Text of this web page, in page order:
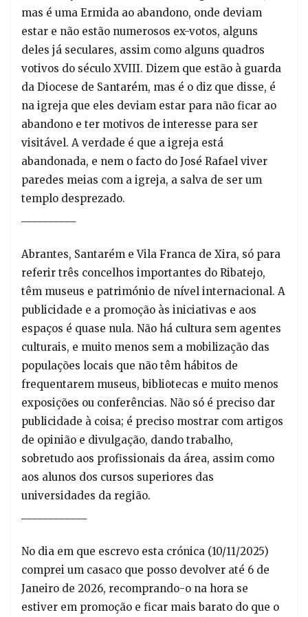
mas é uma Ermida ao abandono, onde deviam
estar e não estão numerosos ex-votos, alguns
deles já seculares, assim como alguns quadros
votivos do século XVIII. Dizem que estão à guarda
da Diocese de Santarém, mas é o diz que disse, é
na igreja que eles deviam estar para não ficar ao
abandono e ter motivos de interesse para ser
visitável. A verdade é que a igreja está
abandonada, e nem o facto do José Rafael viver
paredes meias com a igreja, a salva de ser um
templo desprezado.
Abrantes, Santarém e Vila Franca de Xira, só para
referir três concelhos importantes do Ribatejo,
têm museus e património de nível internacional. A
publicidade e a promoção às iniciativas e aos
espaços é quase nula. Não há cultura sem agentes
culturais, e muito menos sem a mobilização das
populações locais que não têm hábitos de
frequentarem museus, bibliotecas e muito menos
exposições ou conferências. Não só é preciso dar
publicidade à coisa; é preciso mostrar com artigos
de opinião e divulgação, dando trabalho,
sobretudo aos profissionais da área, assim como
aos alunos dos cursos superiores das
universidades da região.
No dia em que escrevo esta crónica (10/11/2025)
comprei um casaco que posso devolver até 6 de
Janeiro de 2026, recomprando-o na hora se
estiver em promoção e ficar mais barato do que o